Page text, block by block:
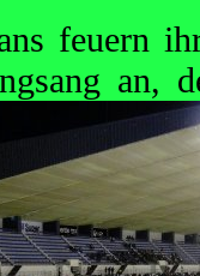
feuern
an,